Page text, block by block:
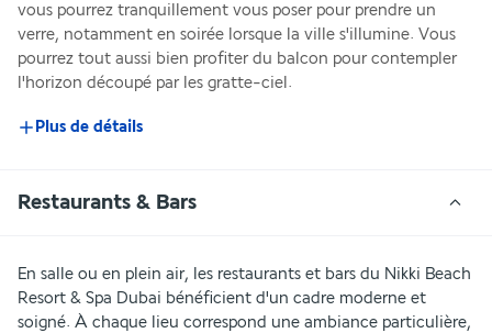
vous pourrez tranquillement vous poser pour prendre un
verre, notamment en soirée lorsque la ville s'illumine. Vous
pourrez tout aussi bien profiter du balcon pour contempler
l'horizon découpé par les gratte-ciel.
Plus de détails
Restaurants & Bars
En salle ou en plein air, les restaurants et bars du Nikki Beach
Resort & Spa Dubai bénéficient d'un cadre moderne et
soigné. À chaque lieu correspond une ambiance particulière,